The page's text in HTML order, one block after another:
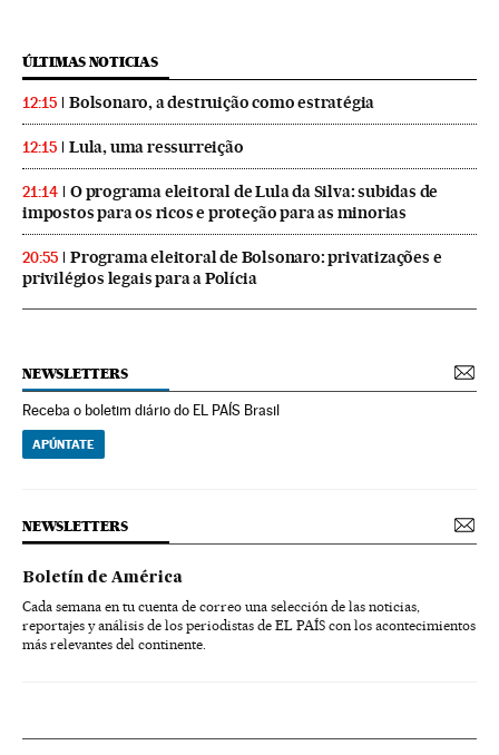
ÚLTIMAS NOTICIAS
12:15 Bolsonaro, a destruição como estratégia
12:15 Lula, uma ressurreição
21:14
O programa eleitoral de Lula da Silva: subidas de
impostos para os ricos e proteção para as minorias
20:55
Programa eleitoral de Bolsonaro: privatizações e
privilégios legais para a Polícia
NEWSLETTERS
Receba o boletim diário do EL PAÍS Brasil
APÚNTATE
NEWSLETTERS
Boletín de América
Cada semana en tu cuenta de correo una selección de las noticias,
reportajes y análisis de los periodistas de EL PAÍS con los acontecimientos
más relevantes del continente.